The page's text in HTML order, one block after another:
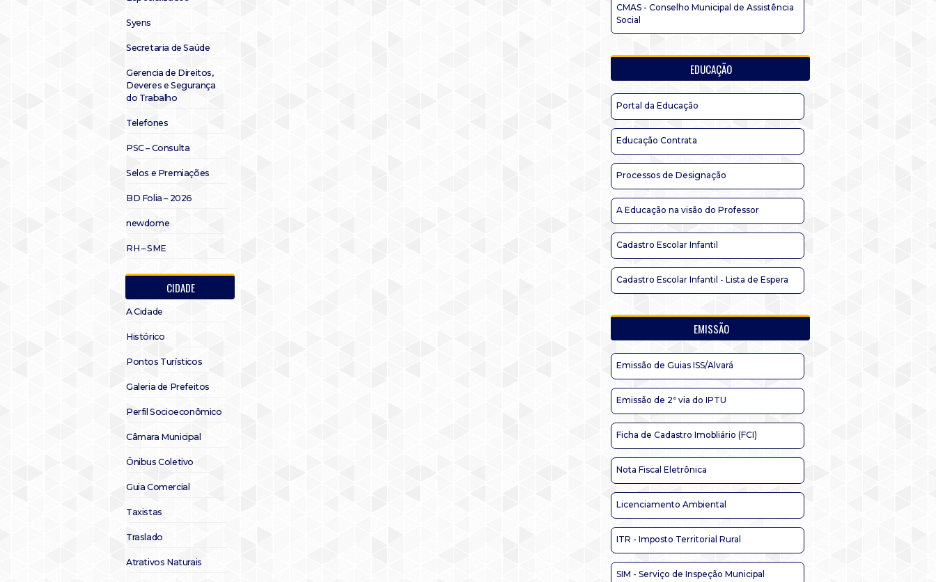
Syens
Secretaria de Saúde
Gerencia de Direitos,
Deveres e Segurança
do Trabalho
Telefones
PSC – Consulta
Selos e Premiações
BD Folia – 2026
newdome
RH – SME
CIDADE
A Cidade
Histórico
Pontos Turísticos
Galeria de Prefeitos
Perfil Socioeconômico
Câmara Municipal
Ônibus Coletivo
Guia Comercial
Taxistas
Traslado
Atrativos Naturais
CMAS - Conselho Municipal de Assistência
Social
EDUCAÇÃO
Portal da Educação
Educação Contrata
Processos de Designação
A Educação na visão do Professor
Cadastro Escolar Infantil
Cadastro Escolar Infantil - Lista de Espera
EMISSÃO
Emissão de Guias ISS/Alvará
Emissão de 2ª via do IPTU
Ficha de Cadastro Imobliário (FCI)
Nota Fiscal Eletrônica
Licenciamento Ambiental
ITR - Imposto Territorial Rural
SIM - Serviço de Inspeção Municipal